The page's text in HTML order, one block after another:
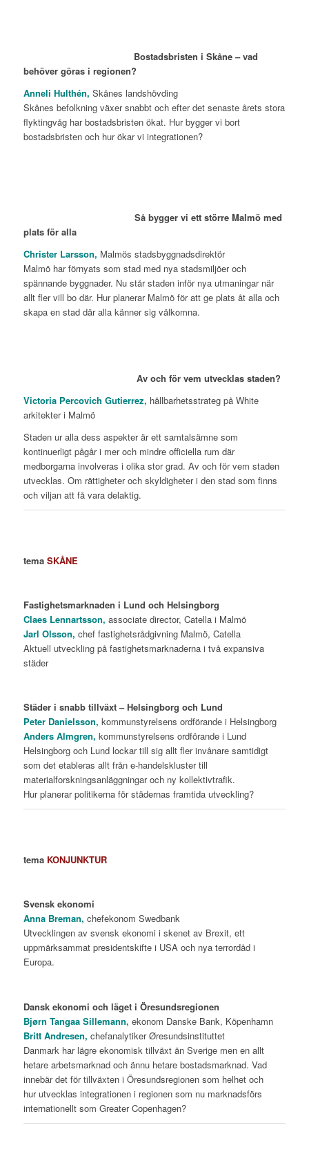
Bostadsbristen i Skåne – vad
behöver göras i regionen?
Anneli Hulthén, Skånes landshövding
Skånes befolkning växer snabbt och efter det senaste årets stora
flyktingvåg har bostadsbristen ökat. Hur bygger vi bort
bostadsbristen och hur ökar vi integrationen?
Så bygger vi ett större Malmö med
plats för alla
Christer Larsson, Malmös stadsbyggnadsdirektör
Malmö har förnyats som stad med nya stadsmiljöer och
spännande byggnader. Nu står staden inför nya utmaningar när
allt fler vill bo där. Hur planerar Malmö för att ge plats åt alla och
skapa en stad där alla känner sig välkomna.
Av och för vem utvecklas staden?
Victoria Percovich Gutierrez, hållbarhetsstrateg på White
arkitekter i Malmö
Staden ur alla dess aspekter är ett samtalsämne som
kontinuerligt pågår i mer och mindre officiella rum där
medborgarna involveras i olika stor grad. Av och för vem staden
utvecklas. Om rättigheter och skyldigheter i den stad som finns
och viljan att få vara delaktig.
tema SKÅNE
Fastighetsmarknaden i Lund och Helsingborg
Claes Lennartsson, associate director, Catella i Malmö
Jarl Olsson, chef fastighetsrådgivning Malmö, Catella
Aktuell utveckling på fastighetsmarknaderna i två expansiva
städer
Städer i snabb tillväxt – Helsingborg och Lund
Peter Danielsson, kommunstyrelsens ordförande i Helsingborg
Anders Almgren, kommunstyrelsens ordförande i Lund
Helsingborg och Lund lockar till sig allt fler invånare samtidigt
som det etableras allt från e-handelskluster till
materialforskningsanläggningar och ny kollektivtrafik.
Hur planerar politikerna för städernas framtida utveckling?
tema KONJUNKTUR
Svensk ekonomi
Anna Breman, chefekonom Swedbank
Utvecklingen av svensk ekonomi i skenet av Brexit, ett
uppmärksammat presidentskifte i USA och nya terrordåd i
Europa.
Dansk ekonomi och läget i Öresundsregionen
Bjørn Tangaa Sillemann, ekonom Danske Bank, Köpenhamn
Britt Andresen, chefanalytiker Øresundsinstituttet
Danmark har lägre ekonomisk tillväxt än Sverige men en allt
hetare arbetsmarknad och ännu hetare bostadsmarknad. Vad
innebär det för tillväxten i Öresundsregionen som helhet och
hur utvecklas integrationen i regionen som nu marknadsförs
internationellt som Greater Copenhagen?